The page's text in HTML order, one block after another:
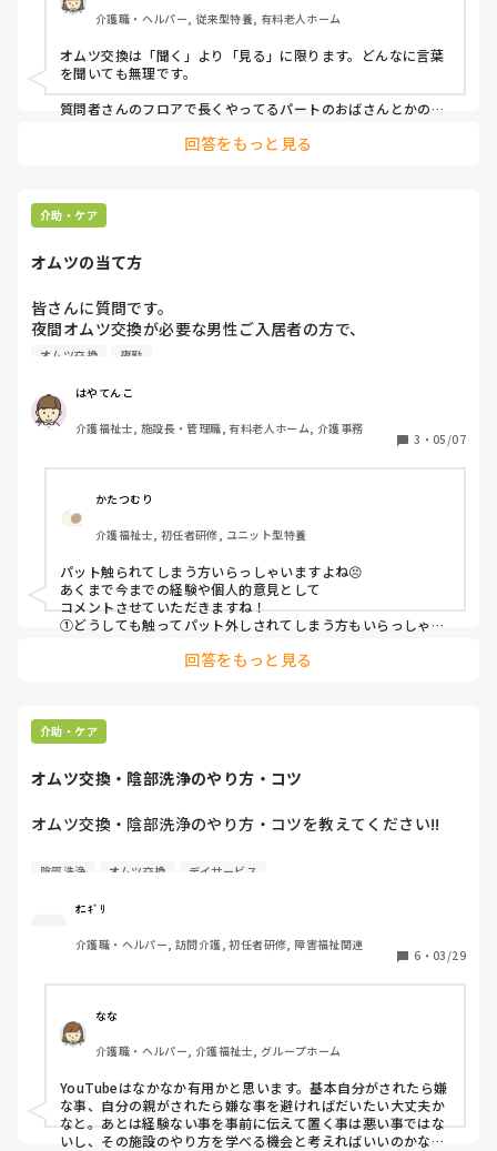
介護職・ヘルパー, 従来型特養, 有料老人ホーム
オムツ交換は「聞く」より「見る」に限ります。どんなに言葉
を聞いても無理です。
質問者さんのフロアで長くやってるパートのおばさんとかのオ
他人のやり方を直接見る事です。
あと、そのユニットリーダーはダメダメなので、話半分で聞き
回答をもっと見る
介助・ケア
オムツの当て方
皆さんに質問です。
夜間オムツ交換が必要な男性ご入居者の方で、
①おむつを触る方
どの様に対応されていますでしょうか?
オムツ交換 夜勤
はやてんこ
介護福祉士, 施設長・管理職, 有料老人ホーム, 介護事務
3 ・ 05/07
かたつむり
介護福祉士, 初任者研修, ユニット型特養
パット触られてしまう方いらっしゃいますよね😣
あくまで今までの経験や個人的意見として
コメントさせていただきますね！
①どうしても触ってパット外しされてしまう方もいらっしゃい
と思いました。パットが気持ち悪い、蒸れて痒い、、など触っ
のかと思います。その原因を見つけて、対応してみるのも1つ
の手なのではないかと思いました。
吸収量が多い部分に位置を合わせて当ててみたり、全てのもの
ど、、そういった対応をしてみるのはどうでしょう？？
もう対応されていたらすみません。
☺️
回答をもっと見る
介助・ケア
オムツ交換・陰部洗浄のやり方・コツ
オムツ交換・陰部洗浄のやり方・コツを教えてください!!
元々デイサービスでどっちも経験なくてт т
カイテク・タイミーやってるんですけど、頼まれたらできな
陰部洗浄 オムツ交換 デイサービス
ｵﾆｷﾞﾘ
介護職・ヘルパー, 訪問介護, 初任者研修, 障害福祉関連
6 ・ 03/29
なな
介護職・ヘルパー, 介護福祉士, グループホーム
YouTubeはなかなか有用かと思います。基本自分がされたら嫌
な事、自分の親がされたら嫌な事を避ければだいたい大丈夫か
なと。あとは経験ない事を事前に伝えて置く事は悪い事ではな
いし、その施設のやり方を学べる機会と考えればいいのかなと